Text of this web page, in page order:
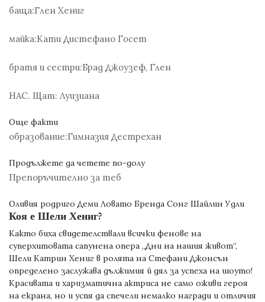
баща:Глен Хениг
майка:Кати Дистефано Госет
братя и сестри:Брад Джоузеф, Глен
НАС. Щат: Луизиана
Още факти
образование:Гимназия Дестрехан
Продължете да четете по-долу
Препоръчително за теб
Оливия родриго Деми Ловато Бренда Сонг Шайлин Удли
Коя е Шели Хениг?
Както биха свидетелствали всички фенове на
суперхитовата сапунена опера „Дни на нашия живот“,
Шели Катрин Хениг в ролята на Стефани Джонсън
определено заслужава дължимия й дял за успеха на шоуто!
Красивата и харизматична актриса не само оживи героя
на екрана, но и успя да спечели немалко награди и отличия